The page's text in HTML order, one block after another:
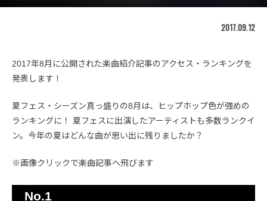
2017.09.12
2017年8月に公開された楽曲紹介記事のアクセス・ランキングを
発表します！
夏フェス・シーズン真っ盛りの8月は、ヒップホップ色が強めの
ランキングに！ 夏フェスに出演したアーティストも多数ランクイ
ン。今年の夏はどんな曲が思い出に残りましたか？
※画像クリックで楽曲記事へ飛びます
No.1